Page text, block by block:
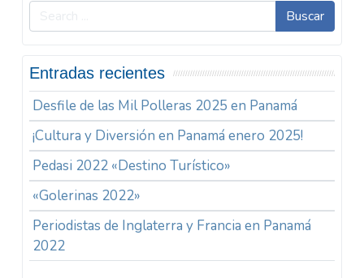
Buscar
Entradas recientes
Desfile de las Mil Polleras 2025 en Panamá
¡Cultura y Diversión en Panamá enero 2025!
Pedasi 2022 «Destino Turístico»
«Golerinas 2022»
Periodistas de Inglaterra y Francia en Panamá
2022